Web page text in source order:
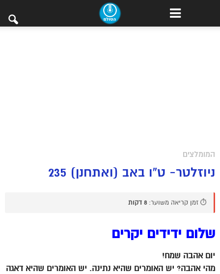
המומלצים
ניוזלטר- ט”ו באב (ואתחנן) 235
⏱️ זמן קריאה משוער:8 דקות
שלום ידידים יקרים
יום אהבה שמח!
מהי אהבה? יש האומרים שהיא נתינה. יש האומרים שהיא דאגה